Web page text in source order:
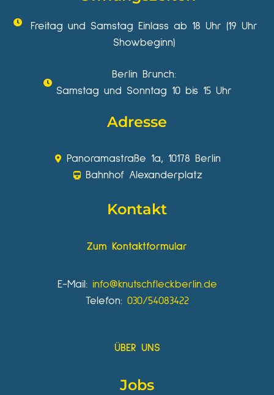
Freitag und Samstag Einlass ab 18 Uhr (19 Uhr
Showbeginn)
Berlin Brunch:
Samstag und Sonntag 10 bis 15 Uhr
Adresse
Panoramastraße 1a, 10178 Berlin
Bahnhof Alexanderplatz
Kontakt
Zum Kontaktformular
E-Mail: info@knutschfleckberlin.de
Telefon: 030/54083422
ÜBER UNS
Jobs